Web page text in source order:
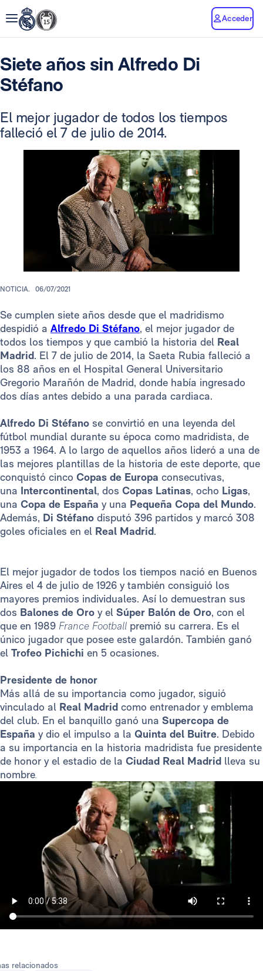
Acceder
Siete años sin Alfredo Di
Stéfano
El mejor jugador de todos los tiempos
falleció el 7 de julio de 2014.
NOTICIA. 06/07/2021
Se cumplen siete años desde que el madridismo
despidió a Alfredo Di Stéfano, el mejor jugador de
todos los tiempos y que cambió la historia del Real
Madrid. El 7 de julio de 2014, la Saeta Rubia falleció a
los 88 años en el Hospital General Universitario
Gregorio Marañón de Madrid, donde había ingresado
dos días antes debido a una parada cardiaca.
Alfredo Di Stéfano se convirtió en una leyenda del
fútbol mundial durante su época como madridista, de
1953 a 1964. A lo largo de aquellos años lideró a una de
las mejores plantillas de la historia de este deporte, que
conquistó cinco Copas de Europa consecutivas,
una Intercontinental, dos Copas Latinas, ocho Ligas,
una Copa de España y una Pequeña Copa del Mundo.
Además, Di Stéfano disputó 396 partidos y marcó 308
goles oficiales en el Real Madrid.
El mejor jugador de todos los tiempos nació en Buenos
Aires el 4 de julio de 1926 y también consiguió los
mayores premios individuales. Así lo demuestran sus
dos Balones de Oro y el Súper Balón de Oro, con el
que en 1989 France Football premió su carrera. Es el
único jugador que posee este galardón. También ganó
el Trofeo Pichichi en 5 ocasiones.
Presidente de honor
Más allá de su importancia como jugador, siguió
vinculado al Real Madrid como entrenador y emblema
del club. En el banquillo ganó una Supercopa de
España y dio el impulso a la Quinta del Buitre. Debido
a su importancia en la historia madridista fue presidente
de honor y el estadio de la Ciudad Real Madrid lleva su
nombre.
relacionados